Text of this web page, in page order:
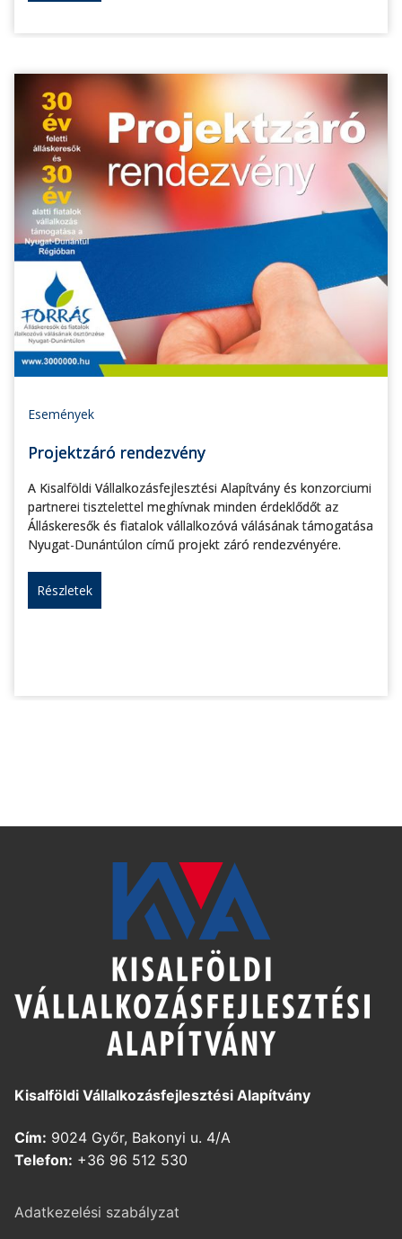
Események
Projektzáró rendezvény
A Kisalföldi Vállalkozásfejlesztési Alapítvány és konzorciumi
partnerei tisztelettel meghívnak minden érdeklődőt az
Álláskeresők és fiatalok vállalkozóvá válásának támogatása
Nyugat-Dunántúlon című projekt záró rendezvényére.
Részletek
Kisalföldi Vállalkozásfejlesztési Alapítvány
Cím: 9024 Győr, Bakonyi u. 4/A
Telefon: +36 96 512 530
Adatkezelési szabályzat